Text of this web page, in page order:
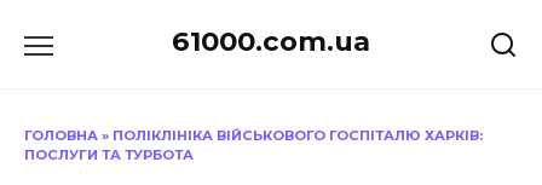
до
61000.com.ua
ГОЛОВНА » ПОЛІКЛІНІКА ВІЙСЬКОВОГО ГОСПІТАЛЮ ХАРКІВ:
ПОСЛУГИ ТА ТУРБОТА